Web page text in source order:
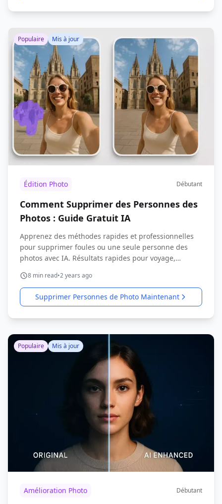
Populaire Mis à jour
Édition Photo Débutant
Comment Supprimer des Personnes des
Photos : Guide Gratuit IA
Apprenez des méthodes rapides et professionnelles
pour supprimer foules ou une seule personne des
photos avec IA. Résultats rapides pour voyage,
8 min read•2 years ago
Supprimer Personnes de Photo Maintenant
Populaire Mis à jour
Amélioration Photo Débutant